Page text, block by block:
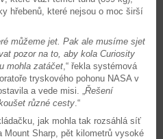
hřebenů, které nejsou o moc širší
můžeme jet. Pak ale musíme sjet
pozor na to, aby kola Curiosity
mohla zatáčet ,“ řekla systémová
tryskového pohonu NASA v
a vede misi. „ Řešení
různé cesty .“
jak mohla tak rozsáhlá síť
Sharp, pět kilometrů vysoké